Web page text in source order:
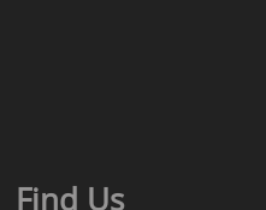
Find Us